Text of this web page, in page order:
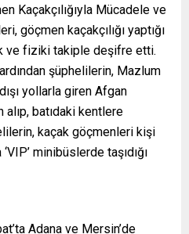
Kaçakçılığıyla Mücadele ve
göçmen kaçakçılığı yaptığı
ve fiziki takiple deşifre etti.
şüphelilerin, Mazlum
yollarla giren Afgan
alıp, batıdaki kentlere
kaçak göçmenleri kişi
minibüslerde taşıdığı
Adana ve Mersin’de